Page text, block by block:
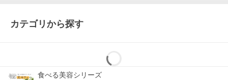
カテゴリから探す
食べる美容シリーズ